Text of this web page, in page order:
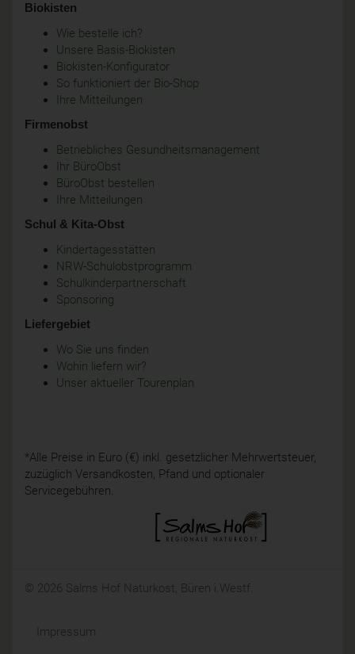
Biokisten
Wie bestelle ich?
Unsere Basis-Biokisten
Biokisten-Konfigurator
So funktioniert der Bio-Shop
Ihre Mitteilungen
Firmenobst
Betriebliches Gesundheitsmanagement
Ihr BüroObst
BüroObst bestellen
Ihre Mitteilungen
Schul & Kita-Obst
Kindertagesstätten
NRW-Schulobstprogramm
Schulkinderpartnerschaft
Sponsoring
Liefergebiet
Wo Sie uns finden
Wohin liefern wir?
Unser aktueller Tourenplan
*Alle Preise in Euro (€) inkl. gesetzlicher Mehrwertsteuer,
zuzüglich Versandkosten, Pfand und optionaler
Servicegebühren.
© 2026 Salms Hof Naturkost, Büren i.Westf.
Impressum